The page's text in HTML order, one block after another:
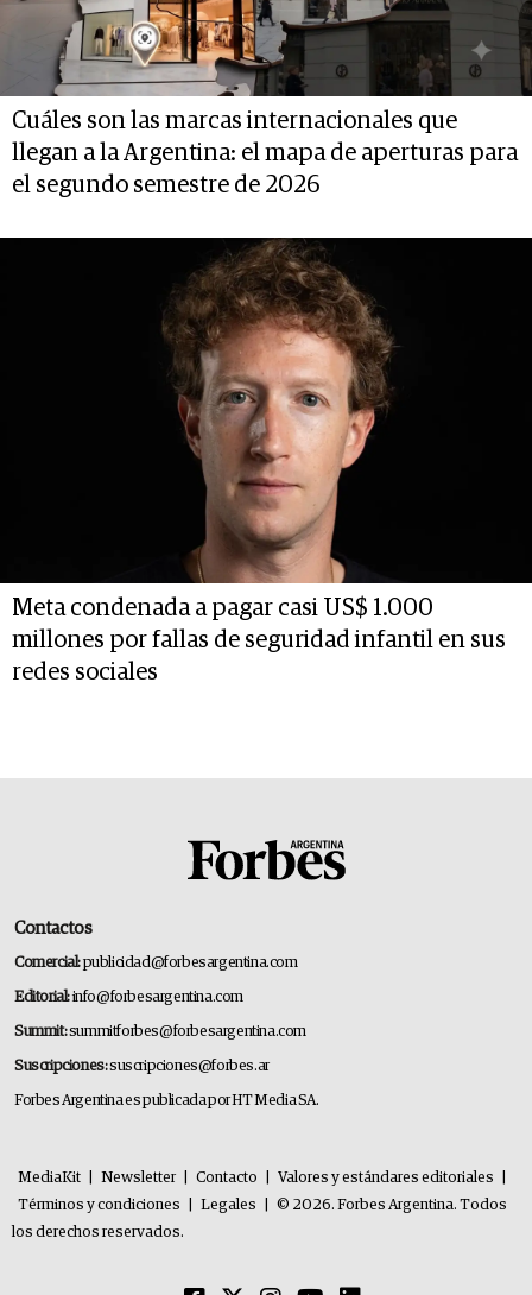
Cuáles son las marcas internacionales que
llegan a la Argentina: el mapa de aperturas para
el segundo semestre de 2026
Meta condenada a pagar casi US$ 1.000
millones por fallas de seguridad infantil en sus
redes sociales
Contactos
Comercial:publicidad@forbesargentina.com
Editorial:info@forbesargentina.com
Summit:summitforbes@forbesargentina.com
Suscripciones:suscripciones@forbes.ar
Forbes Argentina es publicada por HT Media SA.
MediaKit Newsletter Contacto Valores y estándares editoriales
Términos y condiciones
Legales
© 2026. Forbes Argentina. Todos
los derechos reservados.